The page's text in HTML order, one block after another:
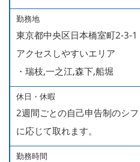
勤務地
東京都中央区日本橋室町2-3-
アクセスしやすいエリア
・瑞枝,一之江,森下,船堀
休日・休暇
2週間ごとの自己申告制のシ
に応じて取れます。
勤務時間